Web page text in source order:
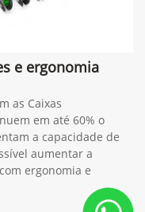
e ergonomia
as Caixas
em até 60% o
a capacidade de
aumentar a
ergonomia e